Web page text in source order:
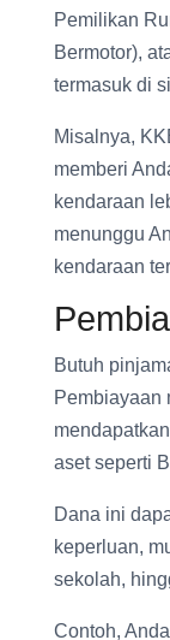
Pemilikan
Bermotor),
termasuk di
Misalnya,
memberi
kendaraan
menunggu
kendaraan
Butuh
Pembiayaan
aset seperti
Dana ini
keperluan,
sekolah,
Contoh,